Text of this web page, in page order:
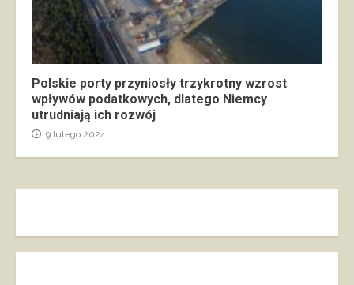
Polskie porty przyniosły trzykrotny wzrost
wpływów podatkowych, dlatego Niemcy
utrudniają ich rozwój
9 lutego 2024